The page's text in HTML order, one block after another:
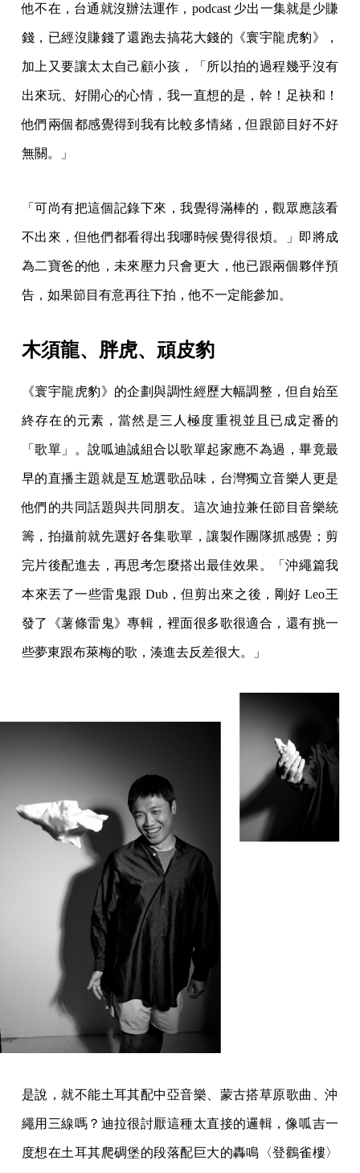
他不在，台通就沒辦法運作，podcast 少出一集就是少賺
錢，已經沒賺錢了還跑去搞花大錢的《寰宇龍虎豹》，
加上又要讓太太自己顧小孩，「所以拍的過程幾乎沒有
出來玩、好開心的心情，我一直想的是，幹！足袂和！
他們兩個都感覺得到我有比較多情緒，但跟節目好不好
無關。」
「可尚有把這個記錄下來，我覺得滿棒的，觀眾應該看
不出來，但他們都看得出我哪時候覺得很煩。」即將成
為二寶爸的他，未來壓力只會更大，他已跟兩個夥伴預
告，如果節目有意再往下拍，他不一定能參加。
木須龍、胖虎、頑皮豹
《寰宇龍虎豹》的企劃與調性經歷大幅調整，但自始至
終存在的元素，當然是三人極度重視並且已成定番的
「歌單」。說呱迪誠組合以歌單起家應不為過，畢竟最
早的直播主題就是互尬選歌品味，台灣獨立音樂人更是
他們的共同話題與共同朋友。這次迪拉兼任節目音樂統
籌，拍攝前就先選好各集歌單，讓製作團隊抓感覺；剪
完片後配進去，再思考怎麼搭出最佳效果。「沖繩篇我
本來丟了一些雷鬼跟 Dub，但剪出來之後，剛好 Leo王
發了《薯條雷鬼》專輯，裡面很多歌很適合，還有挑一
些夢東跟布萊梅的歌，湊進去反差很大。」
是說，就不能土耳其配中亞音樂、蒙古搭草原歌曲、沖
繩用三線嗎？迪拉很討厭這種太直接的邏輯，像呱吉一
度想在土耳其爬碉堡的段落配巨大的轟鳴〈登鸛雀樓〉